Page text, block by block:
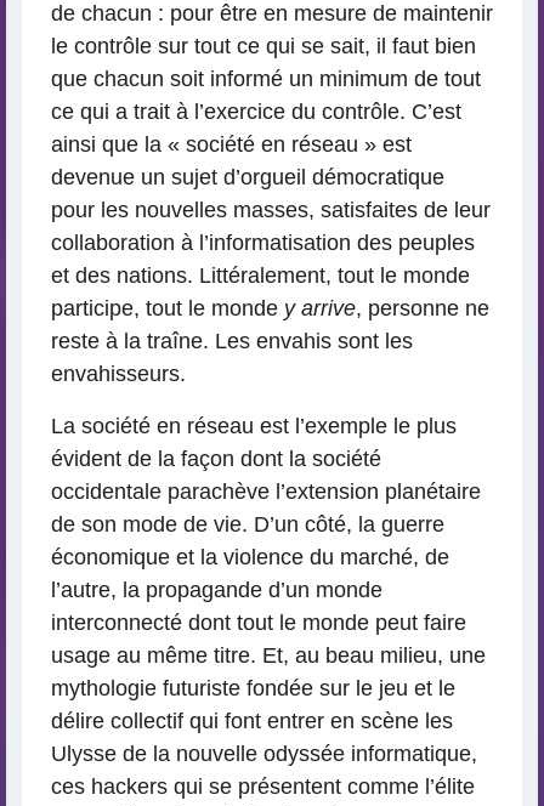
de chacun : pour être en mesure de maintenir
le contrôle sur tout ce qui se sait, il faut bien
que chacun soit informé un minimum de tout
ce qui a trait à l’exercice du contrôle. C’est
ainsi que la « société en réseau » est
devenue un sujet d’orgueil démocratique
pour les nouvelles masses, satisfaites de leur
collaboration à l’informatisation des peuples
et des nations. Littéralement, tout le monde
participe, tout le monde y arrive, personne ne
reste à la traîne. Les envahis sont les
envahisseurs.
La société en réseau est l’exemple le plus
évident de la façon dont la société
occidentale parachève l’extension planétaire
de son mode de vie. D’un côté, la guerre
économique et la violence du marché, de
l’autre, la propagande d’un monde
interconnecté dont tout le monde peut faire
usage au même titre. Et, au beau milieu, une
mythologie futuriste fondée sur le jeu et le
délire collectif qui font entrer en scène les
Ulysse de la nouvelle odyssée informatique,
ces hackers qui se présentent comme l’élite